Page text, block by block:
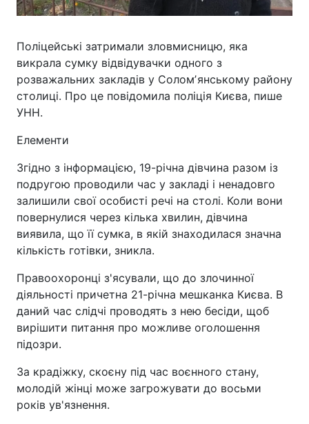
Поліцейські затримали зловмисницю, яка
викрала сумку відвідувачки одного з
розважальних закладів у Соломʼянському району
столиці. Про це повідомила поліція Києва, пише
УНН.
Елементи
Згідно з інформацією, 19-річна дівчина разом із
подругою проводили час у закладі і ненадовго
залишили свої особисті речі на столі. Коли вони
повернулися через кілька хвилин, дівчина
виявила, що її сумка, в якій знаходилася значна
кількість готівки, зникла.
Правоохоронці з'ясували, що до злочинної
діяльності причетна 21-річна мешканка Києва. В
даний час слідчі проводять з нею бесіди, щоб
вирішити питання про можливе оголошення
підозри.
За крадіжку, скоєну під час воєнного стану,
молодій жінці може загрожувати до восьми
років ув'язнення.